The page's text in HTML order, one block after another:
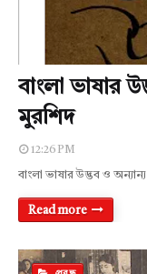
বাংলা ভাষার
মুরশিদ
12:26 PM
বাংলা ভাষার উদ্ভব ও
Read more